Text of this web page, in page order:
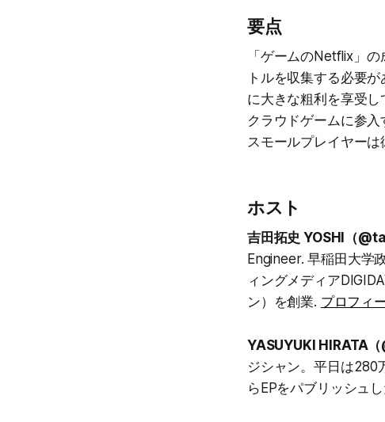
要点
「ゲームのNetflix」
トルを収集する必要
に大きな粗利を享受し
クラウドゲームに参
スモールプレイヤーは
ホスト
吉田拓史 YOSHI（
Engineer. 早稲田大学
ィングメディア
ン）を創業. プロフィ
YASUYUKI HIRATA（
ジシャン。平日は280
らEPをパブリッシュ